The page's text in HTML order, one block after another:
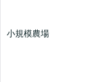
小規模農場